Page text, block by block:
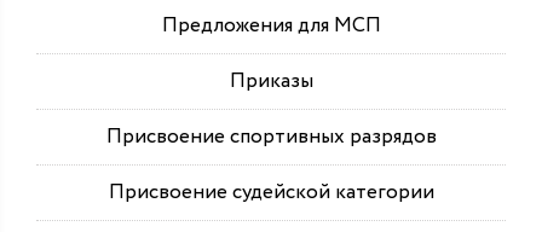
Предложения для МСП
Приказы
Присвоение спортивных разрядов
Присвоение судейской категории